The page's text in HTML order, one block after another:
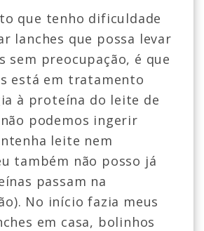
que tenho dificuldade
lanches que possa levar
sem preocupação, é que
está em tratamento
à proteína do leite de
podemos ingerir
leite nem
também não posso já
passam na
No início fazia meus
em casa, bolinhos